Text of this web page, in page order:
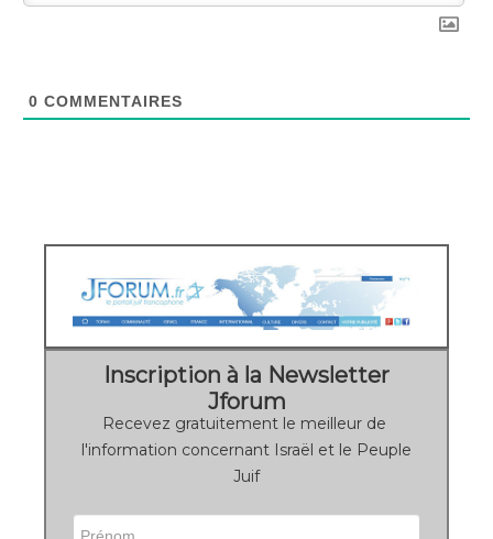
0 COMMENTAIRES
Inscription à la Newsletter
Jforum
Recevez gratuitement le meilleur de
l'information concernant Israël et le Peuple
Juif